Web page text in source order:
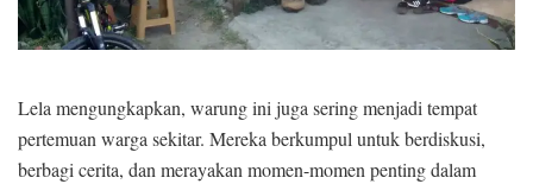
Lela mengungkapkan, warung ini juga sering menjadi tempat
pertemuan warga sekitar. Mereka berkumpul untuk berdiskusi,
berbagi cerita, dan merayakan momen-momen penting dalam